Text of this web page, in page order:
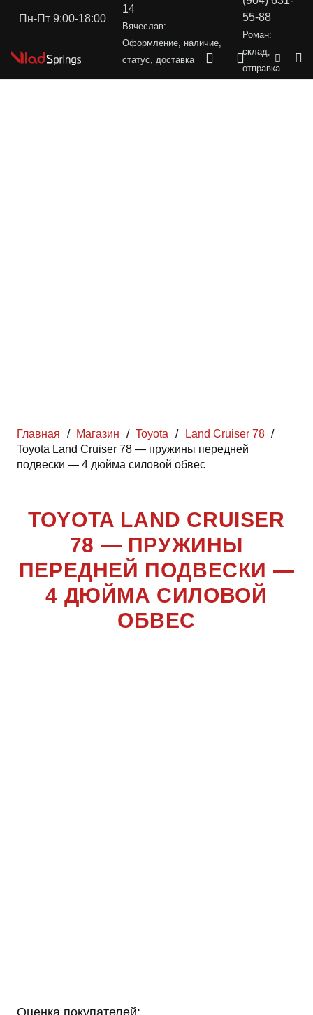
Пн-Пт 9:00-18:00
14
Вячеслав:
Оформление, наличие,
статус, доставка
55-88
Роман:
склад,
отправка
Главная / Магазин / Toyota / Land Cruiser 78 /
Toyota Land Cruiser 78 — пружины передней
подвески — 4 дюйма силовой обвес
TOYOTA LAND CRUISER
78 — ПРУЖИНЫ
ПЕРЕДНЕЙ ПОДВЕСКИ —
4 ДЮЙМА СИЛОВОЙ
ОБВЕС
Оценка покупателей: